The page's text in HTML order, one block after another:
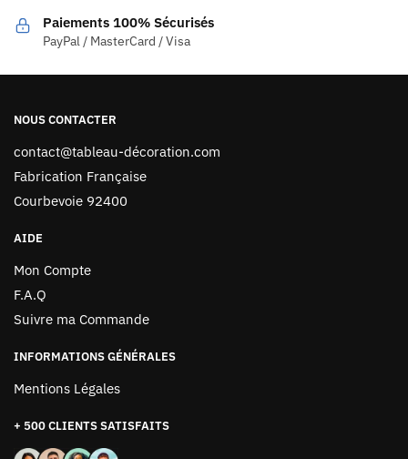
Paiements 100% Sécurisés
PayPal / MasterCard / Visa
NOUS CONTACTER
contact@tableau-décoration.com
Fabrication Française
Courbevoie 92400
AIDE
Mon Compte
F.A.Q
Suivre ma Commande
INFORMATIONS GÉNÉRALES
Mentions Légales
+ 500 CLIENTS SATISFAITS